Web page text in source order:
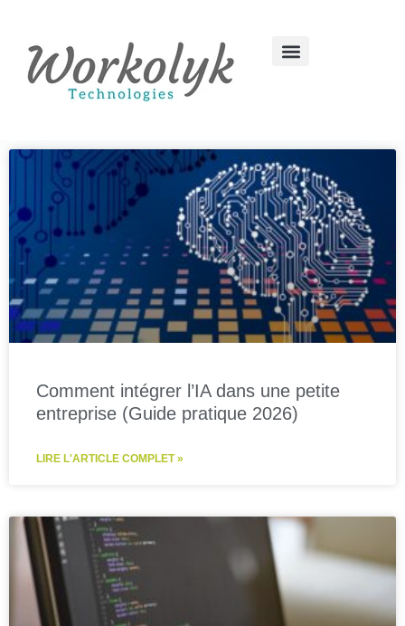
Comment intégrer l’IA dans une petite
entreprise (Guide pratique 2026)
LIRE L'ARTICLE COMPLET »